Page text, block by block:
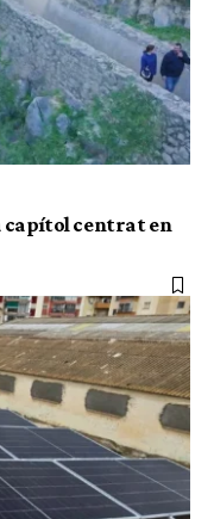
capítol centrat en